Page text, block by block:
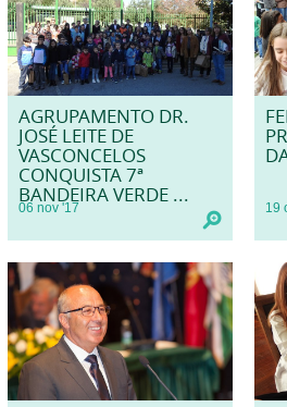
AGRUPAMENTO DR.
JOSÉ LEITE DE
VASCONCELOS
CONQUISTA 7ª
BANDEIRA VERDE ...
06 nov '17 19